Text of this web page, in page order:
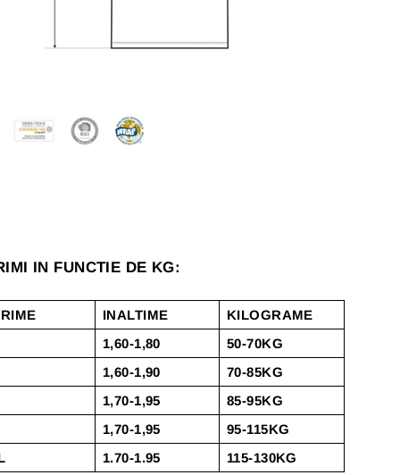
IN FUNCTIE DE KG:
INALTIME
KILOGRAME
1,60-1,80
50-70KG
1,60-1,90
70-85KG
1,70-1,95
85-95KG
1,70-1,95
95-115KG
1.70-1.95 115-130KG